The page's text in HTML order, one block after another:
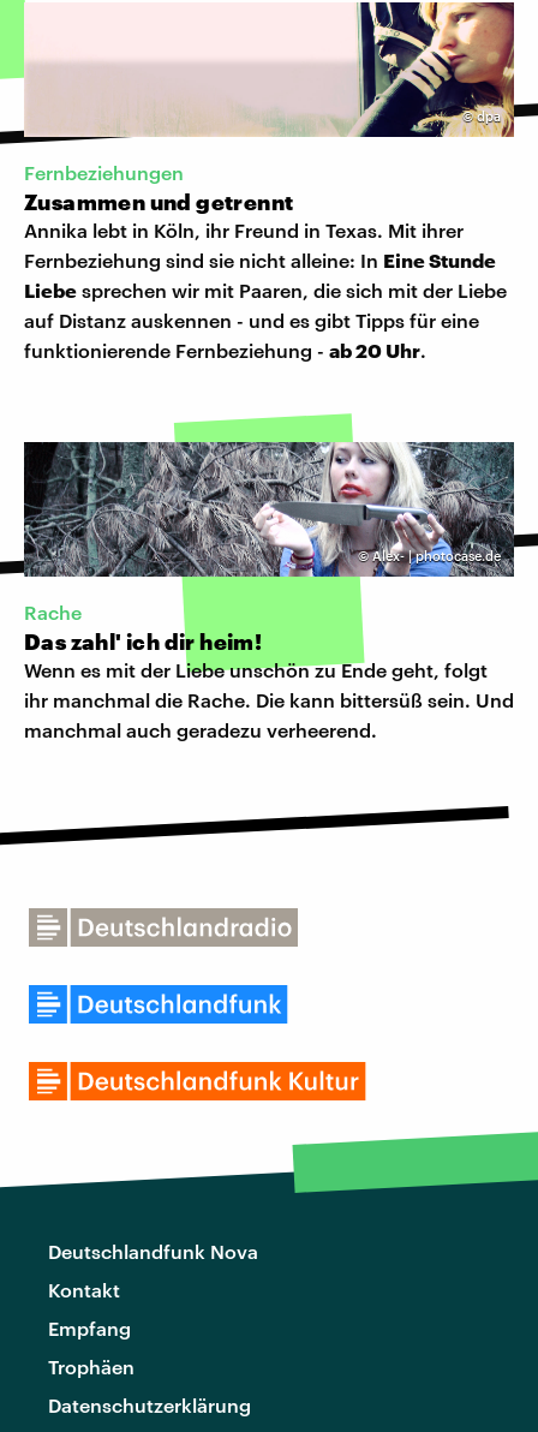
©dpa
Fernbeziehungen
Zusammen und getrennt
Annika lebt in Köln, ihr Freund in Texas. Mit ihrer
Fernbeziehung sind sie nicht alleine: In Eine Stunde
Liebe sprechen wir mit Paaren, die sich mit der Liebe
auf Distanz auskennen - und es gibt Tipps für eine
funktionierende Fernbeziehung - ab 20 Uhr.
©Alex- | photocase.de
Rache
Das zahl' ich dir heim!
Wenn es mit der Liebe unschön zu Ende geht, folgt
ihr manchmal die Rache. Die kann bittersüß sein. Und
manchmal auch geradezu verheerend.
Deutschlandfunk Nova
Kontakt
Empfang
Trophäen
Datenschutzerklärung